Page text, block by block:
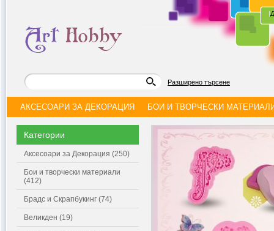
|
Разширено търсене
АКСЕСОАРИ ЗА ДЕКОРАЦИЯ БОИ И ТВОРЧЕСКИ
Категории
Аксесоари за Декорация (250)
Бои и творчески материали
(412)
Брадс и Скрапбукинг (74)
Великден (19)